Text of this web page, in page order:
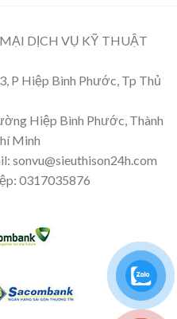
DỊCH VỤ KỸ THUẬT
P Hiệp Bình Phước, Tp Thủ
Hiệp Bình Phước, Thành
Minh
sonvu@sieuthison24h.com
0317035876